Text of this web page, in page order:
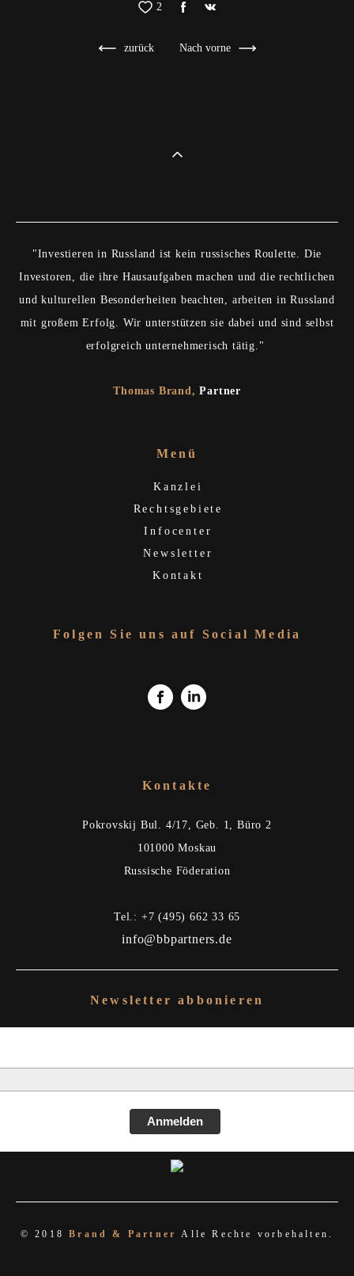
2
zurück Nach vorne
"Investieren in Russland ist kein russisches Roulette. Die
Investoren, die ihre Hausaufgaben machen und die rechtlichen
und kulturellen Besonderheiten beachten, arbeiten in Russland
mit großem Erfolg. Wir unterstützen sie dabei und sind selbst
erfolgreich unternehmerisch tätig."
Thomas Brand, Partner
Menü
Kanzlei
Rechtsgebiete
Infocenter
Newsletter
Kontakt
Folgen Sie uns auf Social Media
Kontakte
Pokrovskij Bul. 4/17, Geb. 1, Büro 2
101000 Moskau
Russische Föderation
Tel.: +7 (495) 662 33 65
info@bbpartners.de
Newsletter abbonieren
Anmelden
© 2018Brand & Partner Alle Rechte vorbehalten.